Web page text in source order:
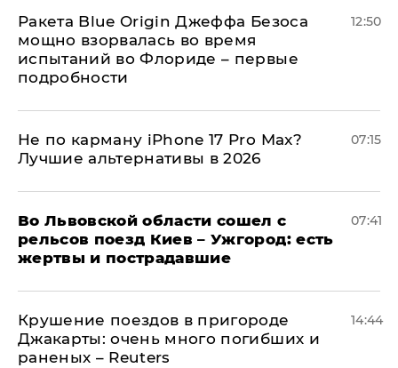
Ракета Blue Origin Джеффа Безоса
мощно взорвалась во время
испытаний во Флориде – первые
подробности
12:50
Не по карману iPhone 17 Pro Max?
Лучшие альтернативы в 2026
07:15
Во Львовской области сошел с
рельсов поезд Киев – Ужгород: есть
жертвы и пострадавшие
07:41
Крушение поездов в пригороде
Джакарты: очень много погибших и
раненых – Reuters
14:44